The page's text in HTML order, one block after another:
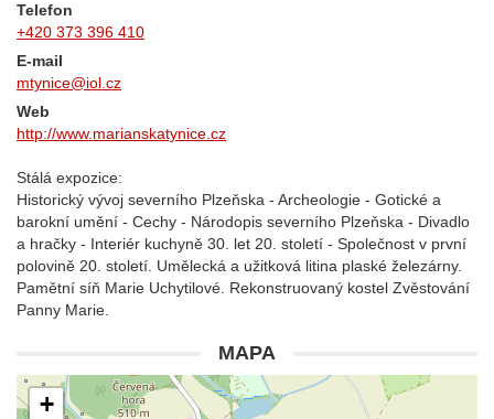
Telefon
+420 373 396 410
E-mail
mtynice@iol.cz
Web
http://www.marianskatynice.cz
Stálá expozice:
Historický vývoj severního Plzeňska - Archeologie - Gotické a
barokní umění - Cechy - Národopis severního Plzeňska - Divadlo
a hračky - Interiér kuchyně 30. let 20. století - Společnost v první
polovině 20. století. Umělecká a užitková litina plaské železárny.
Pamětní síň Marie Uchytilové. Rekonstruovaný kostel Zvěstování
Panny Marie.
MAPA
+